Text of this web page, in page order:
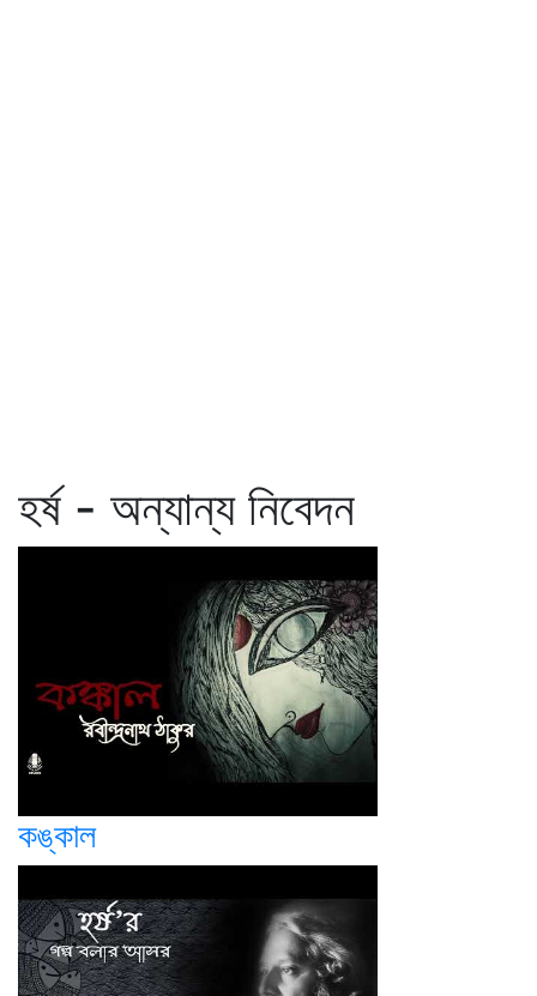
হর্ষ - অন্যান্য নিবেদন
কঙ্কাল